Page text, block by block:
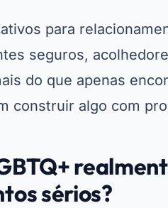
para
seguros,
do que apenas
construir algo com
sérios?